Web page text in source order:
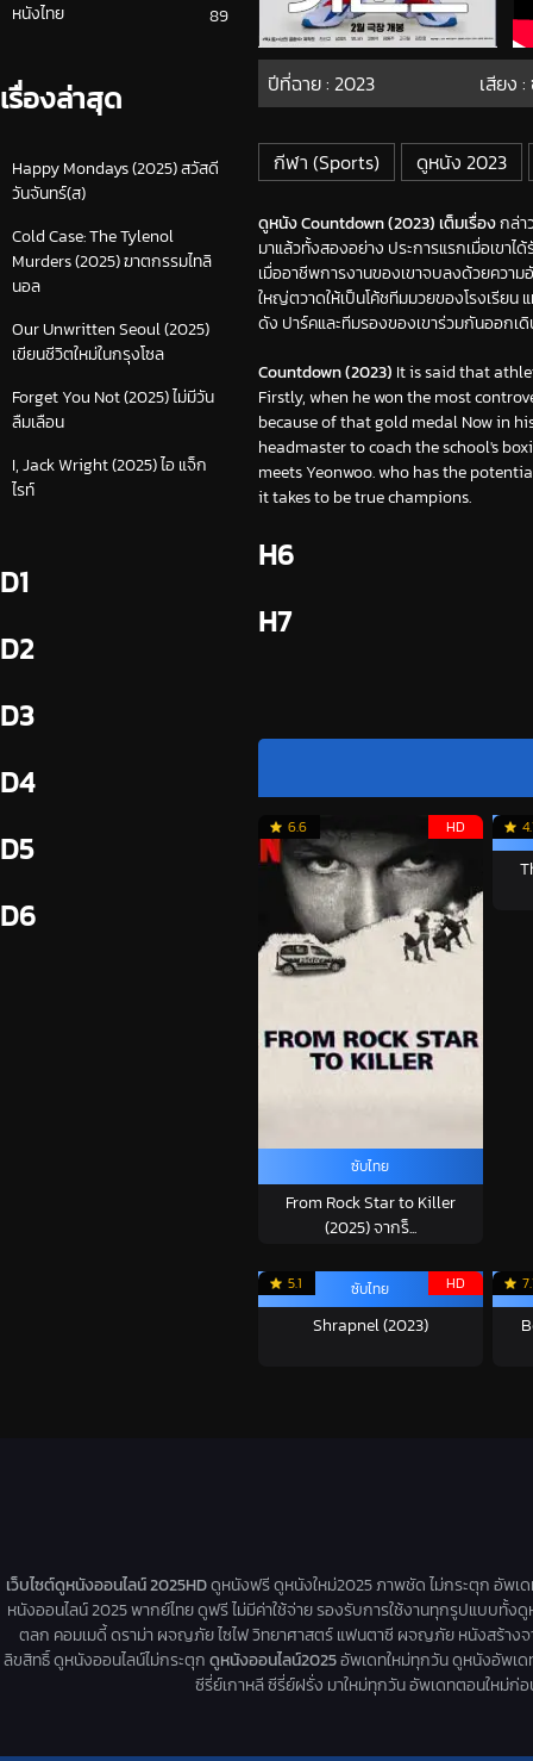
หนังไทย
89
เรื่องล่าสุด
Happy Mondays (2025) สวัสดี
วันจันทร์(ส)
Cold Case: The Tylenol
Murders (2025) ฆาตกรรมไทลิ
นอล
Our Unwritten Seoul (2025)
เขียนชีวิตใหม่ในกรุงโซล
Forget You Not (2025) ไม่มีวัน
ลืมเลือน
I, Jack Wright (2025) ไอ แจ็ก
ไรท์
D1
D2
D3
D4
D5
D6
ปีที่ฉาย : 2023 เสียง
กีฬา (Sports) ดูหนัง 2023
ดูหนัง Countdown (2023) เต็มเรื่องกล่า
มาแล้วทั้งสองอย่าง ประการแรกเมื่อเขา
เมื่ออาชีพการงานของเขาจบลงด้วยความ
ใหญ่ตวาดให้เป็นโค้ชทีมมวยของโรงเรีย
ดัง ปาร์คและทีมรองของเขาร่วมกันออก
Countdown (2023) It is said that
Firstly, when he won the most
because of that gold medal Now in
headmaster to coach the school's
meets Yeonwoo. who has the
it takes to be true champions.
H6
H7
6.6 HD
ซับไทย
From Rock Star to Killer
(2025) จากร็...
5.1 HD
ซับไทย
Shrapnel (2023)
เว็บไซต์ดูหนังออนไลน์ 2025HDดูหนังฟรี ดูหนังใหม่2025 ภาพชัด ไม่กระตุก อัพเ
หนังออนไลน์ 2025 พากย์ไทย ดูฟรี ไม่มีค่าใช้จ่าย รองรับการใช้งานทุกรูปแบบทั้
ตลก คอมเมดี้ ดราม่า ผจญภัย ไซไฟ วิทยาศาสตร์ แฟนตาซี ผจญภัย หนังสร้างจ
ลิขสิทธิ์ ดูหนังออนไลน์ไม่กระตุกดูหนังออนไลน์2025อัพเดทใหม่ทุกวัน ดูหนังอัพเด
ซีรี่ย์เกาหลี ซีรี่ย์ฝรั่ง มาใหม่ทุกวัน อัพเดทตอนใหม่ก่